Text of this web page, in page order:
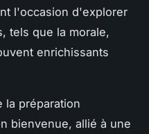
l'occasion d'explorer
tels que la morale,
enrichissants
la préparation
bienvenue, allié à une